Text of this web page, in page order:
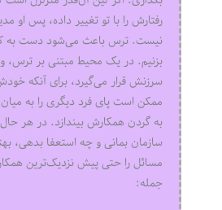
رفتارش را با تو تغییر داده، پس او
نیست. ترس باعث می‌شود دست به
بزنیم. در یک محیط مبتنی بر ترس،
سرزنش قرار می‌گیرد، برای آنکه
ممکن است پای فرد دیگری را به
به گردن همکارش بیندازد. در هر
سازمان بمانی و چه استعفا بدهی،
مسائل را حتی پیش نزدیک‌ترین
جمله: